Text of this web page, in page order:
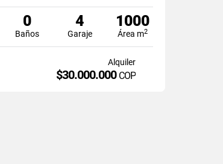
0
Baños
4
Garaje
1000
Área m2
Alquiler
$30.000.000 COP